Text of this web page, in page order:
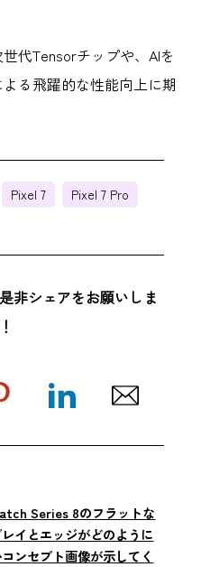
代Tensorチップや、AIを
る飛躍的な性能向上に期
Pixel 7
Pixel 7 Pro
非シェアをお願いしま
Series 8のフラットな
イとエッジがどのように
ンセプト画像が示してく